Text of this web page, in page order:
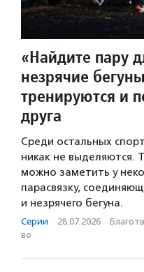
«Найдите пару
незрячие
тренируются и
друга
Среди остальных
никак не выделяются.
можно заметить у
парасвязку,
и незрячего бегуна.
Серии · 28.07.2026 ·
во